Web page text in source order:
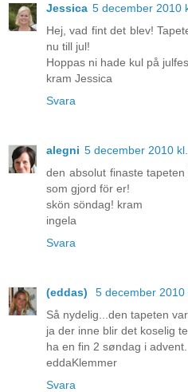
Jessica 5 december 2010
Hej, vad fint det blev!
nu till jul!
Hoppas ni hade kul på
kram Jessica
Svara
alegni 5 december 2010
den absolut finaste
som gjord för er!
skön söndag! kram
ingela
Svara
(eddas)
5 december 2010
Så nydelig...den tapeten
ja der inne blir det koselig
ha en fin 2 søndag i advent..
eddaKlemmer
Svara